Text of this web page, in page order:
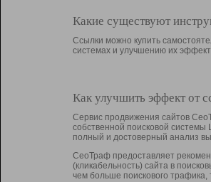
Какие существуют
Ссылки можно купить
системах и улучшению их
Как улучшить эффект от
Сервис продвижения сайтов
собственной поисковой
полный и достоверный анализ
СеоТраф предоставляет
(кликабельность) сайта в
чем больше поискового